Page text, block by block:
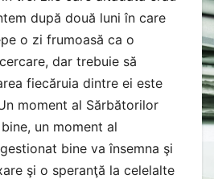
după două luni în care
o zi frumoasă ca o
dar trebuie să
fiecăruia dintre ei este
moment al Sărbătorilor
un moment al
bine va însemna şi
şi o speranţă la celelalte